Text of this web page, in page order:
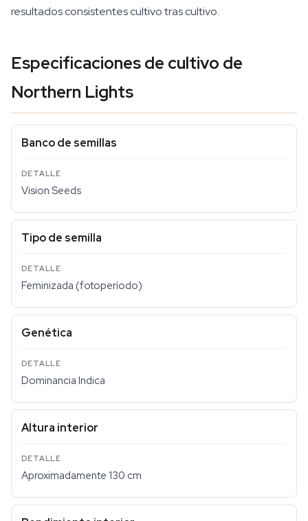
resultados consistentes cultivo tras cultivo.
Especificaciones de cultivo de
Northern Lights
Banco de semillas
Vision Seeds
Tipo de semilla
Feminizada (fotoperíodo)
Genética
Dominancia Indica
Altura interior
Aproximadamente 130 cm